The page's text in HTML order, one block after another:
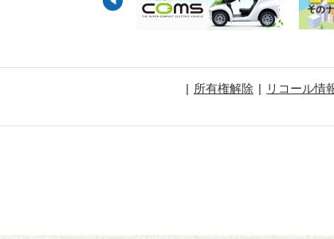
所有権解除 リコール情